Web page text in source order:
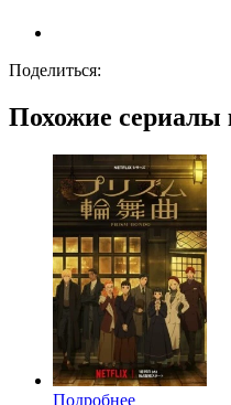
Поделиться:
Похожие сериалы
Подробнее